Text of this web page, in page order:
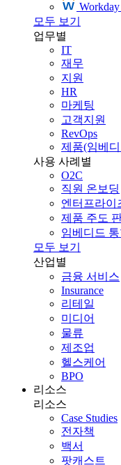
모두 보기
업무별
IT
재무
지원
HR
마케팅
고객지원
RevOps
제품(임베
사용 사례별
O2C
직원 온보딩
엔터프라이
제품 주도
임베디드
모두 보기
산업별
금융 서비스
Insurance
리테일
미디어
물류
제조업
헬스케어
BPO
리소스
리소스
Case Studies
전자책
백서
팟캐스트